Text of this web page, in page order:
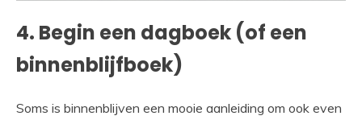
4. Begin een dagboek (of een
binnenblijfboek)
Soms is binnenblijven een mooie aanleiding om ook even